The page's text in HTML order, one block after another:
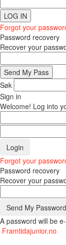
Forgot your
Password recovery
Recover your
Søk
Sign in
Welcome! Log into
Forgot your
Password recovery
Recover your
A password will be
Framtidajunior.no